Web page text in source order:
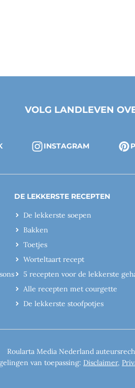
VOLG LANDLEVEN
INSTAGRAM
DE LEKKERSTE RECEPTEN
De lekkerste soepen
Bakken
Toetjes
Worteltaart recept
5 recepten voor de lekkerste
Alle recepten met courgette
De lekkerste stoofpotjes
Roularta Media Nederland
van toepassing: Disclaimer,